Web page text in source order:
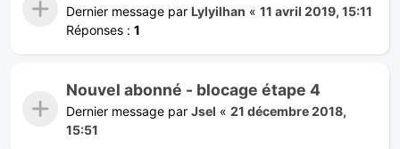
Dernier message par Lylyilhan « 11 avril 2019, 15:11
Réponses : 1
Nouvel abonné - blocage étape 4
Dernier message par Jsel « 21 décembre 2018,
15:51